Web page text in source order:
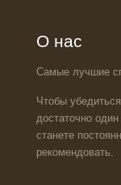
О нас
Самые лучшие
Чтобы
достаточно
станете
рекомендовать.